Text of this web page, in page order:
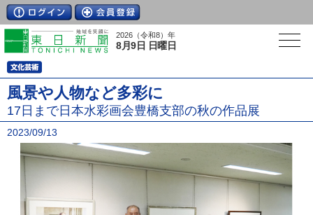
2026（令和8）年
8月9日 日曜日
風景や人物など多彩に
17日まで日本水彩画会豊橋支部の秋の作品展
2023/09/13